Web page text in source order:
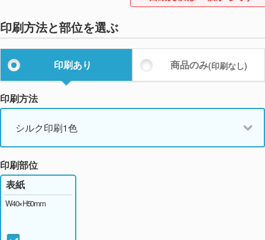
印刷方法と部位を選ぶ
印刷あり 商品のみ(印刷なし)
印刷方法
シルク印刷1色
印刷部位
表紙
W40×H50mm